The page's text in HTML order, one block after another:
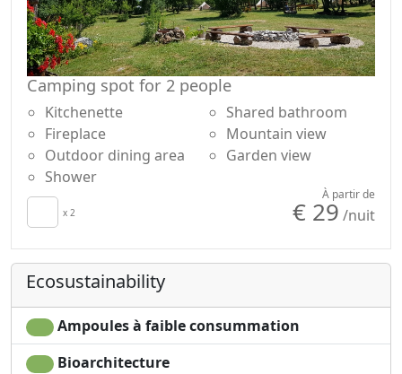
jusqu'à 12 ans sont gratuits.
Camping spot for 2 people
Kitchenette
Fireplace
Outdoor dining area
Shower
Shared bathroom
Mountain view
Garden view
x 2
À partir de
€ 29 /nuit
Ecosustainability
Ampoules à faible consummation
Bioarchitecture